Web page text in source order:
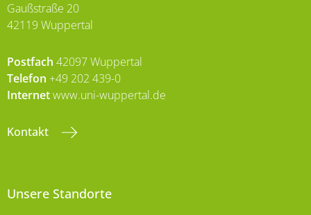
Gaußstraße 20
42119 Wuppertal
Postfach 42097 Wuppertal
Telefon +49 202 439-0
Internetwww.uni-wuppertal.de
Kontakt
Unsere Standorte